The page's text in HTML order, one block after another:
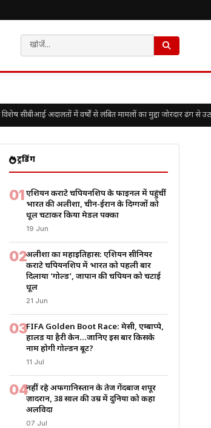
अदालतों में वर्षों से लंबित मामलों का मुद्दा जोरदार ढंग से
ट्रेंडिंग
01एशियन कराटे चैंपियनशिप के फाइनल में पहुंचीं
भारत की अलीशा, चीन-ईरान के दिग्गजों को
धूल चटाकर किया मेडल पक्का
19 Jun
02अलीशा का महाइतिहास: एशियन सीनियर
कराटे चैंपियनशिप में भारत को पहली बार
दिलाया ‘गोल्ड’, जापान की चैंपियन को चटाई
धूल
21 Jun
03FIFA Golden Boot Race: मेसी, एम्बाप्पे,
हालैंड या हैरी केन…जानिए इस बार किसके
नाम होगी गोल्डन बूट?
11 Jul
04नहीं रहे अफगानिस्तान के तेज गेंदबाज शपूर
ज़ादरान, 38 साल की उम्र में दुनिया को कहा
अलविदा
07 Jul